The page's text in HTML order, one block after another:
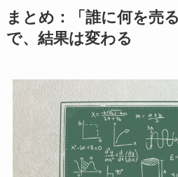
まとめ：「誰に何を売
で、結果は変わる